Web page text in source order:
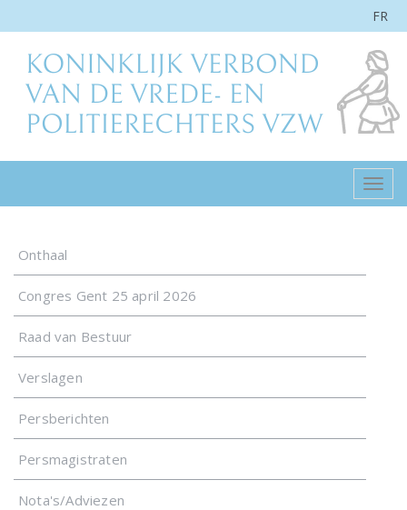
FR
Onthaal
Congres Gent 25 april 2026
Raad van Bestuur
Verslagen
Persberichten
Persmagistraten
Nota's/Adviezen